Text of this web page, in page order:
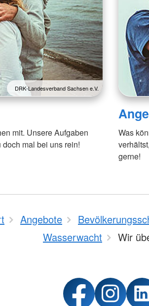
DRK-Landesverband Sachsen e.V.
mit. Unsere Aufgaben
mal bei uns rein!
Was
gerne!
Angebote
Wasserwacht
Wir